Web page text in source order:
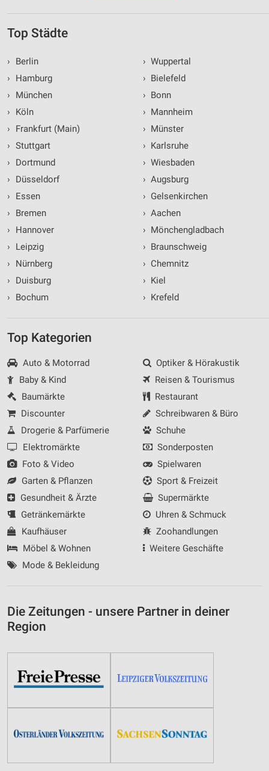
Top Städte
›
Berlin
›
Hamburg
›
München
›
Köln
›
Frankfurt (Main)
› Stuttgart
›
Dortmund
›
Düsseldorf
›
Essen
›
Bremen
›
Hannover
›
Leipzig
›
Nürnberg
›
Duisburg
›
Bochum
› Wuppertal
› Bielefeld
› Bonn
› Mannheim
› Münster
› Karlsruhe
› Wiesbaden
› Augsburg
› Gelsenkirchen
› Aachen
› Mönchengladbach
› Braunschweig
› Chemnitz
› Kiel
› Krefeld
Top Kategorien
Auto & Motorrad
Baby & Kind
Baumärkte
Discounter
Drogerie & Parfümerie
Elektromärkte
Foto & Video
Garten & Pflanzen
Gesundheit & Ärzte
Getränkemärkte
Kaufhäuser
Möbel & Wohnen
Mode & Bekleidung
Optiker & Hörakustik
Reisen & Tourismus
Restaurant
Schreibwaren & Büro
Schuhe
Sonderposten
Spielwaren
Sport & Freizeit
Supermärkte
Uhren & Schmuck
Zoohandlungen
Weitere Geschäfte
Die Zeitungen - unsere Partner in deiner
Region